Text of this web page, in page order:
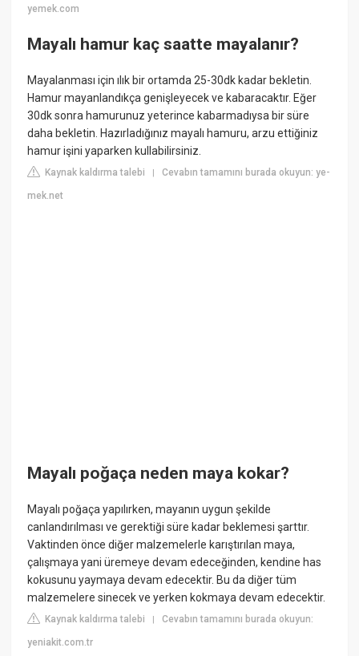
yemek.com
Mayalı hamur kaç saatte mayalanır?
Mayalanması için ılık bir ortamda 25-30dk kadar bekletin.
Hamur mayanlandıkça genişleyecek ve kabaracaktır. Eğer
30dk sonra hamurunuz yeterince kabarmadıysa bir süre
daha bekletin. Hazırladığınız mayalı hamuru, arzu ettiğiniz
hamur işini yaparken kullabilirsiniz.
Kaynak kaldırma talebi |Cevabın tamamını burada okuyun: ye-
mek.net
Mayalı poğaça neden maya kokar?
Mayalı poğaça yapılırken, mayanın uygun şekilde
canlandırılması ve gerektiği süre kadar beklemesi şarttır.
Vaktinden önce diğer malzemelerle karıştırılan maya,
çalışmaya yani üremeye devam edeceğinden, kendine has
kokusunu yaymaya devam edecektir. Bu da diğer tüm
malzemelere sinecek ve yerken kokmaya devam edecektir.
Kaynak kaldırma talebi |Cevabın tamamını burada okuyun:
yeniakit.com.tr